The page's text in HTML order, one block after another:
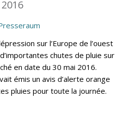
sur l’Europe de l’ouest
chutes de pluie sur
en date du 30 mai 2016.
émis un avis d’alerte orange
pluies pour toute la journée.